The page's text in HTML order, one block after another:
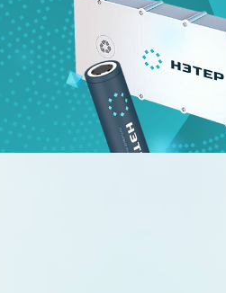
Аккумулятор LiFePO4 314000mAh
628A 3.2V
3.2
314